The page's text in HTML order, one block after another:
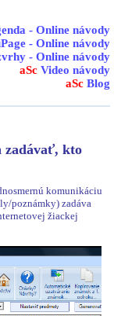
- Online návody
- Online návody
- Online návody
aSc Video návody
aSc Blog
zadávať, kto
komunikáciu
poznámky) zadáva
žiackej